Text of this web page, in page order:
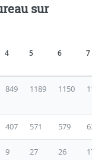
sur
4 5 6 7
849 1189 1150
407 571 579
9 27 26